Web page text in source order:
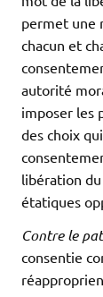
permet une
chacun et
autorité
imposer les
des choix
libération
étatiques
Contre le
consentie